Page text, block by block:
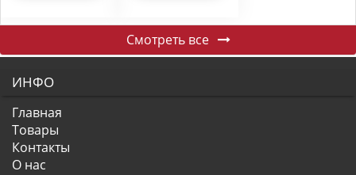
Смотреть все
ИНФО
Главная
Товары
Контакты
О нас